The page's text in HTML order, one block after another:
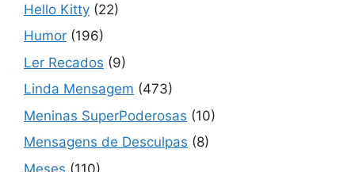
Hello Kitty (22)
Humor (196)
Ler Recados (9)
Linda Mensagem (473)
Meninas SuperPoderosas (10)
Mensagens de Desculpas (8)
Meses (110)